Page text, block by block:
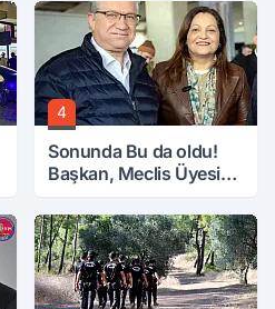
4
Sonunda Bu da oldu!
Başkan, Meclis Üyesini
Attırdı